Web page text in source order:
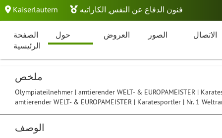
Kaiserlautern فنون الدفاع عن النفس, الكاراتيه
الصفحة
الرئيسية
حول العروض الصور الاتصال
ملخص
Olympiateilnehmer | amtierender WELT- & EUROPAMEISTER |
amtierender WELT- & EUROPAMEISTER | Karatesportler | Nr. 1
الوصف